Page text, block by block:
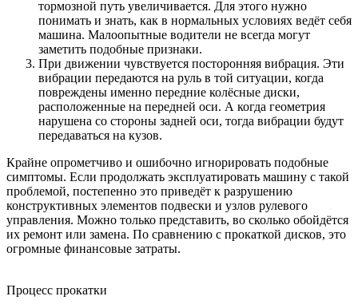
тормозной путь увеличивается. Для этого нужно
понимать и знать, как в нормальных условиях ведёт себя
машина. Малоопытные водители не всегда могут
заметить подобные признаки.
При движении чувствуется посторонняя вибрация. Эти
вибрации передаются на руль в той ситуации, когда
повреждены именно передние колёсные диски,
расположенные на передней оси. А когда геометрия
нарушена со стороны задней оси, тогда вибрации будут
передаваться на кузов.
Крайне опрометчиво и ошибочно игнорировать подобные
симптомы. Если продолжать эксплуатировать машину с такой
проблемой, постепенно это приведёт к разрушению
конструктивных элементов подвески и узлов рулевого
управления. Можно только представить, во сколько обойдётся
их ремонт или замена. По сравнению с прокаткой дисков, это
огромные финансовые затраты.
Процесс прокатки